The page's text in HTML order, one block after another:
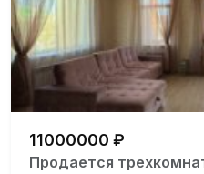
11000000 ₽
Продается